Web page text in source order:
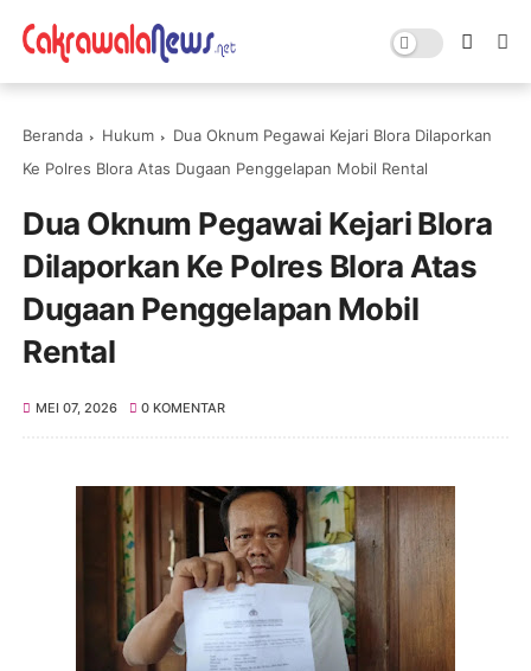
Beranda Hukum
Dua Oknum Pegawai Kejari Blora Dilaporkan
Ke Polres Blora Atas Dugaan Penggelapan Mobil Rental
Dua Oknum Pegawai Kejari Blora
Dilaporkan Ke Polres Blora Atas
Dugaan Penggelapan Mobil
Rental
MEI 07, 2026 0 KOMENTAR